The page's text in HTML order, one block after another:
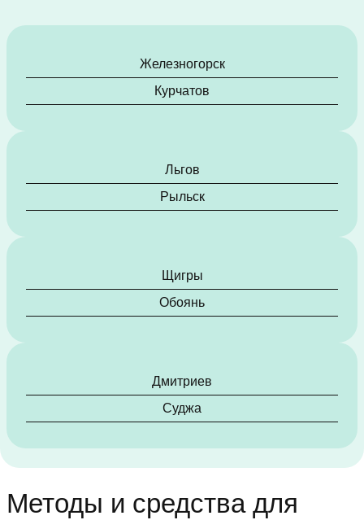
Железногорск
Курчатов
Льгов
Рыльск
Щигры
Обоянь
Дмитриев
Суджа
Методы и средства для